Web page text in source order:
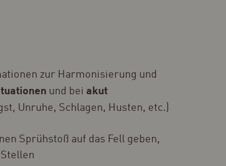
zur Harmonisierung und
und beiakut
Unruhe, Schlagen, Husten, etc.)
Sprühstoß auf das Fell geben,